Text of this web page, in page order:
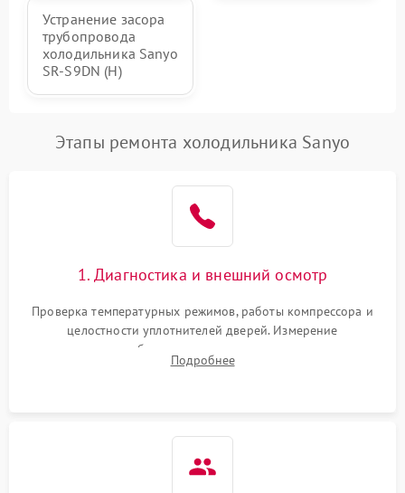
Устранение засора
трубопровода
холодильника Sanyo
SR-S9DN (H)
Этапы ремонта холодильника Sanyo
1. Диагностика и внешний осмотр
Проверка температурных режимов, работы компрессора и
целостности уплотнителей дверей. Измерение
сопротивления обмоток мотора, проверка термостата и
считывание кодов ошибок с электронного дисплея.
Подробнее